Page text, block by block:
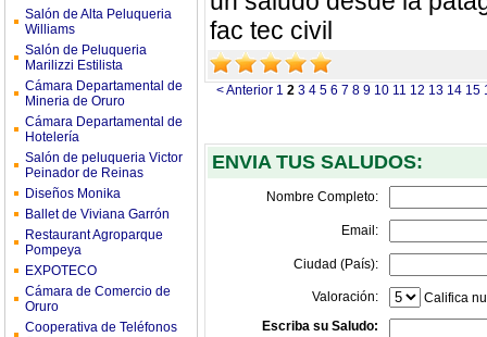
Salón de Alta Peluqueria
Williams
Salón de Peluqueria
Marilizzi Estilista
Cámara Departamental de
Mineria de Oruro
Cámara Departamental de
Hotelería
Salón de peluqueria Victor
Peinador de Reinas
Diseños Monika
Ballet de Viviana Garrón
Restaurant Agroparque
Pompeya
EXPOTECO
Cámara de Comercio de
Oruro
Cooperativa de Teléfonos
fac tec civil
< Anterior 1 2 3 4 5 6 7 8 9 10 11 12 13 14 15
ENVIA TUS SALUDOS:
Nombre Completo:
Email:
Ciudad (País):
Valoración:
Califica
Escriba su Saludo: